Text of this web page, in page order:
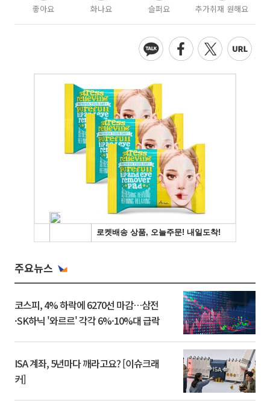
좋아요 화나요 슬퍼요 추가취재 원해요
주요뉴스
코스피, 4% 하락에 6270선 마감…삼전
·SK하닉 '와르르' 각각 6%·10%대 급락
ISA 계좌, 5년마다 깨라고요? [이슈크래
커]